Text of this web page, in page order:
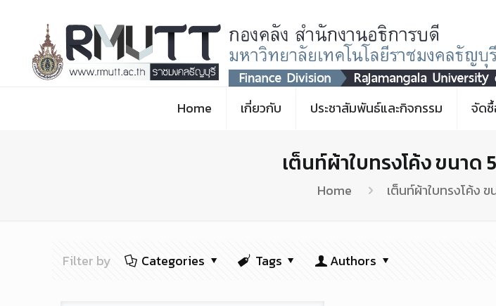
Home เกี่ยวกับ ประชาสัมพันธ์และกิจกรรม จัด
เต็นท์ผ้าใบทรงโค้ง ขนาด
Home เต็นท์ผ้าใบทรงโค้ง
Filter by Categories Tags Authors